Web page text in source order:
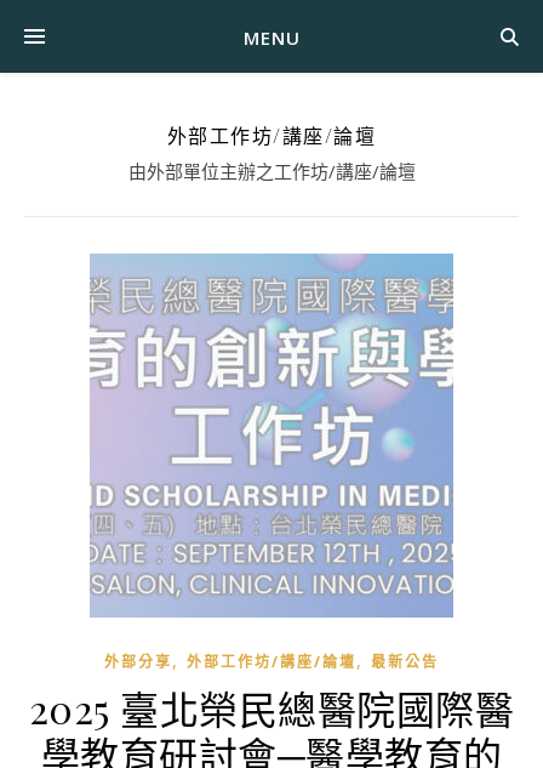
MENU
外部工作坊/講座/論壇
由外部單位主辦之工作坊/講座/論壇
外部分享, 外部工作坊/講座/論壇, 最新公告
2025 臺北榮民總醫院國際醫
學教育研討會─醫學教育的